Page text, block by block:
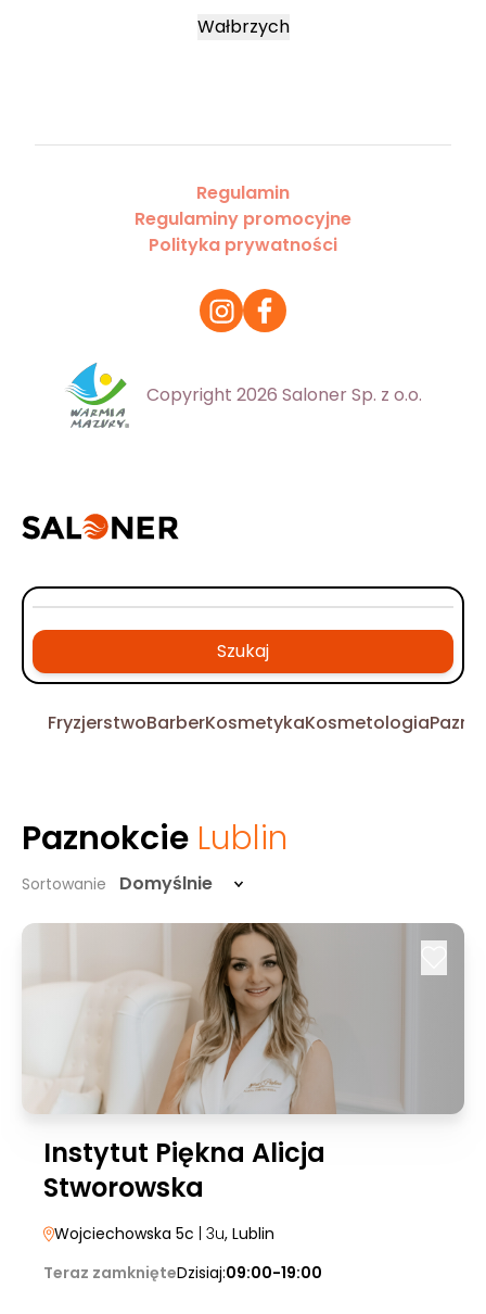
Wałbrzych
Regulamin
Regulaminy promocyjne
Polityka prywatności
Copyright 2026 Saloner Sp. z o.o.
Szukaj
FryzjerstwoBarberKosmetykaKosmetologia
Paznokcie Lublin
Sortowanie Domyślnie
Instytut Piękna Alicja
Stworowska
Wojciechowska 5c | 3u, Lublin
Teraz zamknięteDzisiaj:09:00-19:00